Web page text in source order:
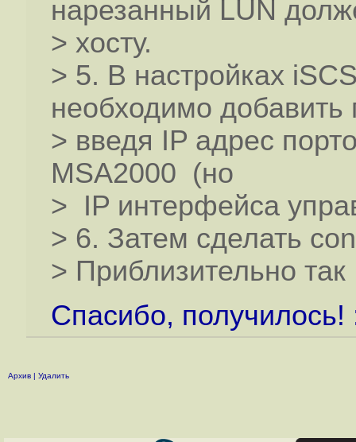
нарезанный LUN
> хосту.
> 5. В настройках
необходимо добавить
> введя IP адрес
MSA2000 (но
> IP интерфейса
> 6. Затем сделать
> Приблизительно так
Спасибо, получилось!
Архив | Удалить